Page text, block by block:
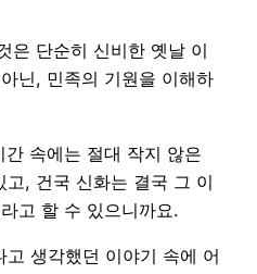
은 단순히 신비한 옛날 이
닌, 민족의 기원을 이해하
속에는 절대 작지 않은
, 건국 신화는 결국 그 이
고 할 수 있으니까요.
생각했던 이야기 속에 어